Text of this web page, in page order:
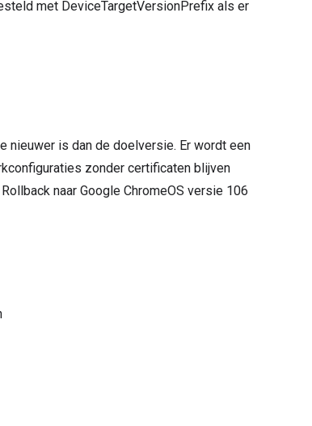
met DeviceTargetVersionPrefix als er
nieuwer is dan de doelversie. Er wordt een
zonder certificaten blijven
naar Google ChromeOS versie 106